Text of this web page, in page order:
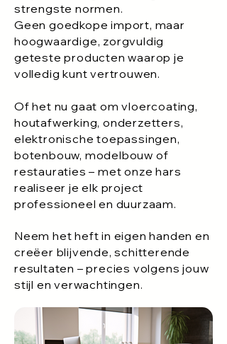
strengste normen.
Geen goedkope import, maar
hoogwaardige, zorgvuldig
geteste producten waarop je
volledig kunt vertrouwen.
Of het nu gaat om vloercoating,
houtafwerking, onderzetters,
elektronische toepassingen,
botenbouw, modelbouw of
restauraties – met onze hars
realiseer je elk project
professioneel en duurzaam.
Neem het heft in eigen handen en
creëer blijvende, schitterende
resultaten – precies volgens jouw
stijl en verwachtingen.